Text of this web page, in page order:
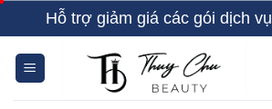
to
content
Hỗ trợ giảm giá các gói dịch vụ